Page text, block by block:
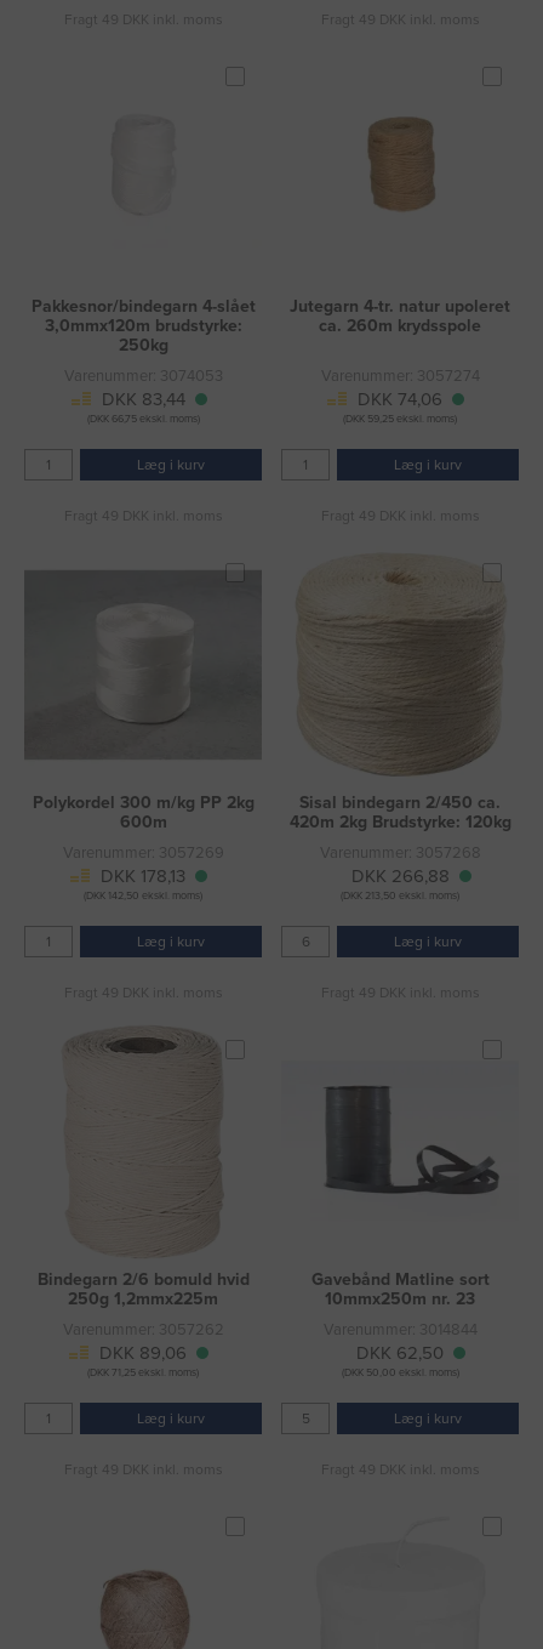
Fragt 49 DKK inkl. moms Fragt 49 DKK inkl. moms
Pakkesnor/bindegarn 4-slået
3,0mmx120m brudstyrke:
250kg
Varenummer: 3074053
DKK 83,44
(DKK 66,75 ekskl. moms)
Læg i kurv
Fragt 49 DKK inkl. moms
Jutegarn 4-tr. natur upoleret
ca. 260m krydsspole
Varenummer: 3057274
DKK 74,06
(DKK 59,25 ekskl. moms)
Læg i kurv
Fragt 49 DKK inkl. moms
Polykordel 300 m/kg PP 2kg
600m
Varenummer: 3057269
DKK 178,13
(DKK 142,50 ekskl. moms)
Læg i kurv
Fragt 49 DKK inkl. moms
Sisal bindegarn 2/450 ca.
420m 2kg Brudstyrke: 120kg
Varenummer: 3057268
DKK 266,88
(DKK 213,50 ekskl. moms)
Læg i kurv
Fragt 49 DKK inkl. moms
Bindegarn 2/6 bomuld hvid
250g 1,2mmx225m
Varenummer: 3057262
DKK 89,06
(DKK 71,25 ekskl. moms)
Læg i kurv
Fragt 49 DKK inkl. moms
Gavebånd Matline sort
10mmx250m nr. 23
Varenummer: 3014844
DKK 62,50
(DKK 50,00 ekskl. moms)
Læg i kurv
Fragt 49 DKK inkl. moms